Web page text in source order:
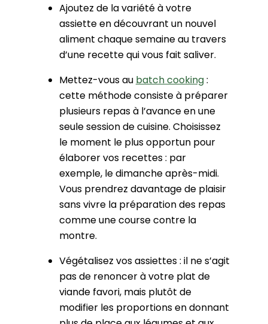
Ajoutez de la variété à votre
assiette en découvrant un nouvel
aliment chaque semaine au travers
d’une recette qui vous fait saliver.
Mettez-vous au batch cooking:
cette méthode consiste à préparer
plusieurs repas à l’avance en une
seule session de cuisine. Choisissez
le moment le plus opportun pour
élaborer vos recettes : par
exemple, le dimanche après-midi.
Vous prendrez davantage de plaisir
sans vivre la préparation des repas
comme une course contre la
montre.
Végétalisez vos assiettes : il ne s’agit
pas de renoncer à votre plat de
viande favori, mais plutôt de
modifier les proportions en donnant